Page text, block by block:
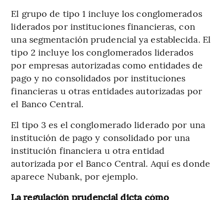
El grupo de tipo 1 incluye los conglomerados
liderados por instituciones financieras, con
una segmentación prudencial ya establecida. El
tipo 2 incluye los conglomerados liderados
por empresas autorizadas como entidades de
pago y no consolidados por instituciones
financieras u otras entidades autorizadas por
el Banco Central.
El tipo 3 es el conglomerado liderado por una
institución de pago y consolidado por una
institución financiera u otra entidad
autorizada por el Banco Central. Aquí es donde
aparece Nubank, por ejemplo.
La regulación prudencial dicta cómo